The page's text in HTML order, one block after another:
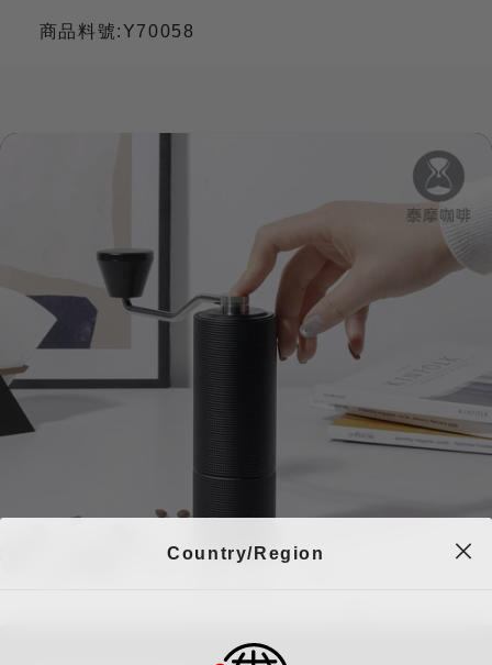
商品料號:Y70058
Country/Region